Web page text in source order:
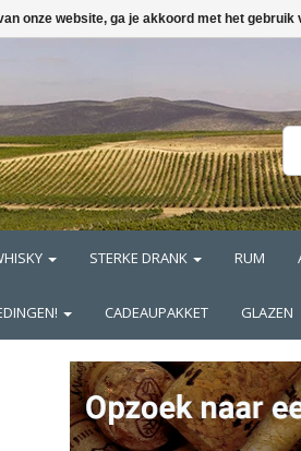
STERKE DRANK RUM
CADEAUPAKKET GLAZEN
onze website, ga je akkoord met het